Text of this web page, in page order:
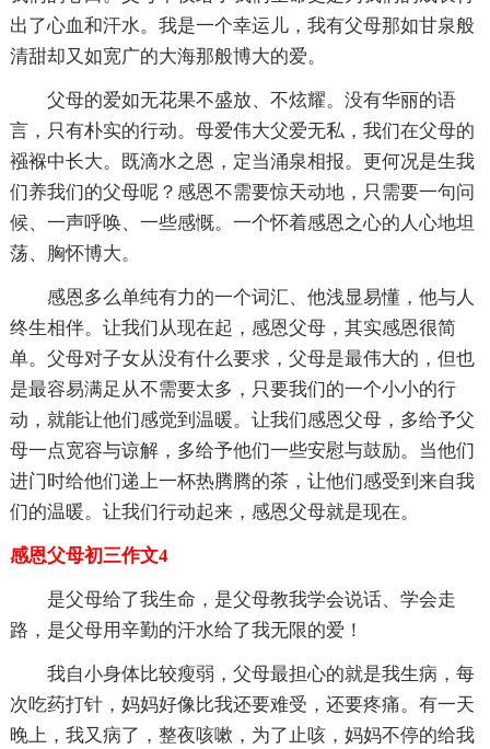
出了心血和汗水。我是一个幸运儿，我有父母那如甘泉般
清甜却又如宽广的大海那般博大的爱。
父母的爱如无花果不盛放、不炫耀。没有华丽的语
言，只有朴实的行动。母爱伟大父爱无私，我们在父母的
襁褓中长大。既滴水之恩，定当涌泉相报。更何况是生我
们养我们的父母呢？感恩不需要惊天动地，只需要一句问
候、一声呼唤、一些感慨。一个怀着感恩之心的人心地坦
荡、胸怀博大。
感恩多么单纯有力的一个词汇、他浅显易懂，他与人
终生相伴。让我们从现在起，感恩父母，其实感恩很简
单。父母对子女从没有什么要求，父母是最伟大的，但也
是最容易满足从不需要太多，只要我们的一个小小的行
动，就能让他们感觉到温暖。让我们感恩父母，多给予父
母一点宽容与谅解，多给予他们一些安慰与鼓励。当他们
进门时给他们递上一杯热腾腾的茶，让他们感受到来自我
们的温暖。让我们行动起来，感恩父母就是现在。
感恩父母初三作文4
是父母给了我生命，是父母教我学会说话、学会走
路，是父母用辛勤的汗水给了我无限的爱！
我自小身体比较瘦弱，父母最担心的就是我生病，每
次吃药打针，妈妈好像比我还要难受，还要疼痛。有一天
晚上，我又病了，整夜咳嗽，为了止咳，妈妈不停的给我